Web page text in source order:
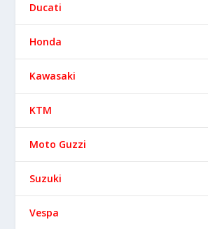
Ducati
Honda
Kawasaki
KTM
Moto Guzzi
Suzuki
Vespa